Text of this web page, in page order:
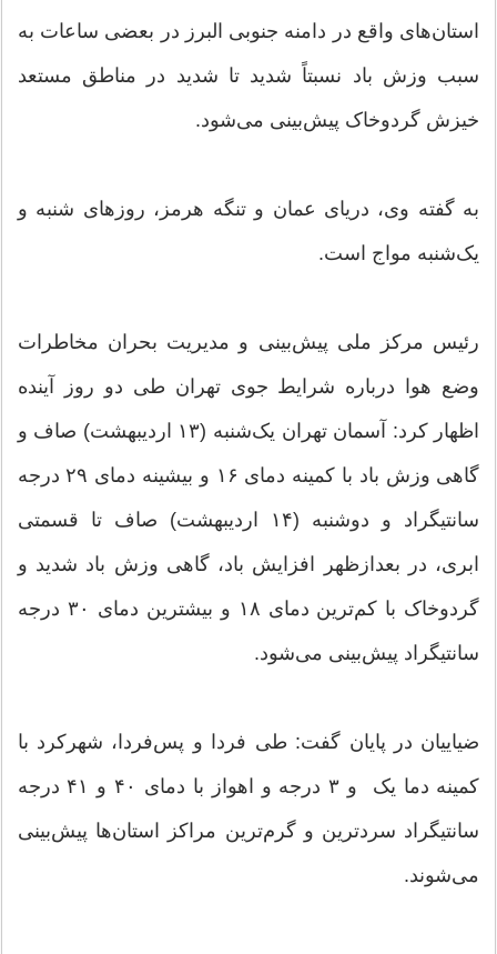
استان‌های واقع در دامنه جنوبی البرز در بعضی ساعات به
سبب وزش باد نسبتاً شدید تا شدید در مناطق مستعد
خیزش گردوخاک پیش‌بینی می‌شود.
به گفته وی، دریای عمان و تنگه هرمز، روزهای شنبه و
یک‌شنبه مواج است.
رئیس مرکز ملی پیش‌بینی و مدیریت بحران مخاطرات
وضع هوا درباره شرایط جوی تهران طی دو روز آینده
اظهار کرد: آسمان تهران یک‌شنبه (۱۳ اردیبهشت) صاف و
گاهی وزش باد با کمینه دمای ۱۶ و بیشینه دمای ۲۹ درجه
سانتیگراد و دوشنبه (۱۴ اردیبهشت) صاف تا قسمتی
ابری، در بعدازظهر افزایش باد، گاهی وزش باد شدید و
گردوخاک با کم‌ترین دمای ۱۸ و بیشترین دمای ۳۰ درجه
سانتیگراد پیش‌بینی می‌شود.
ضیاییان در پایان گفت: طی فردا و پس‌فردا، شهرکرد با
کمینه دما یک و ۳ درجه و اهواز با دمای ۴۰ و ۴۱ درجه
سانتیگراد سردترین و گرم‌ترین مراکز استان‌ها پیش‌بینی
می‌شوند.